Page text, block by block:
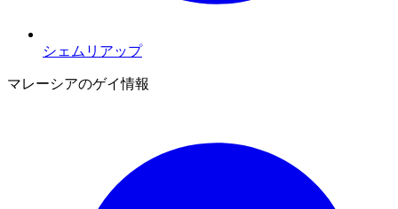
シェムリアップ
マレーシアのゲイ情報